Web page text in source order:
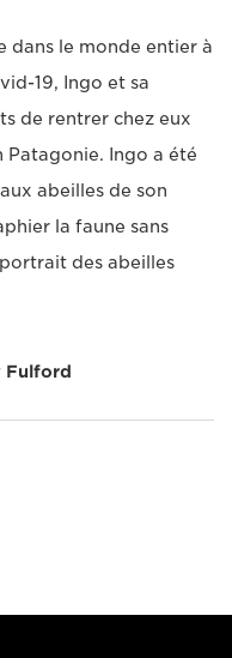
dans le monde entier à
19, Ingo et sa
de rentrer chez eux
Patagonie. Ingo a été
abeilles de son
la faune sans
des abeilles
Fulford